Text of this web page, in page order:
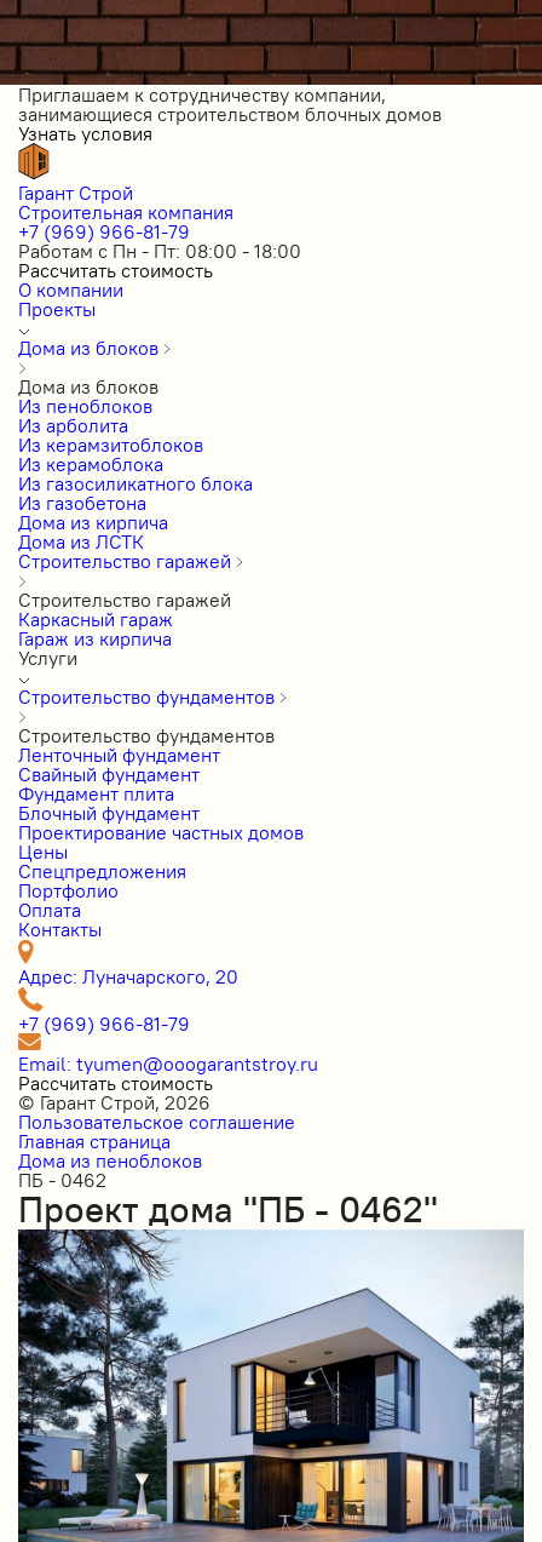
Приглашаем к сотрудничеству компании,
занимающиеся строительством блочных домов
Узнать условия
Гарант Строй
Строительная компания
+7 (969) 966-81-79
Работам с Пн - Пт: 08:00 - 18:00
Рассчитать стоимость
О компании
Проекты
Дома из блоков
Дома из блоков
Из пеноблоков
Из арболита
Из керамзитоблоков
Из керамоблока
Из газосиликатного блока
Из газобетона
Дома из кирпича
Дома из ЛСТК
Строительство гаражей
Строительство гаражей
Каркасный гараж
Гараж из кирпича
Услуги
Строительство фундаментов
Строительство фундаментов
Ленточный фундамент
Свайный фундамент
Фундамент плита
Блочный фундамент
Проектирование частных домов
Цены
Cпецпредложения
Портфолио
Оплата
Контакты
Адрес: Луначарского, 20
+7 (969) 966-81-79
Email: tyumen@ooogarantstroy.ru
Рассчитать стоимость
© Гарант Строй, 2026
Пользовательское соглашение
Главная страница
Дома из пеноблоков
ПБ - 0462
Проект дома "ПБ - 0462"